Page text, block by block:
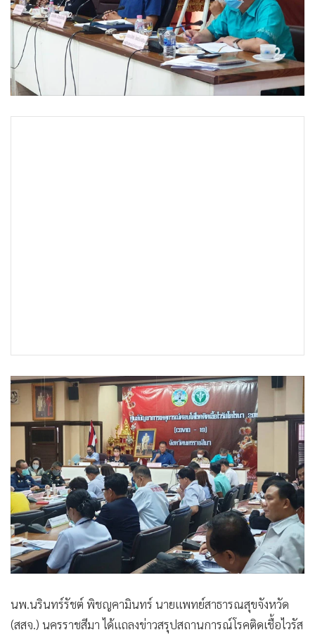
นพ.นรินทร์รัชต์ พิชญคามินทร์ นายแพทย์สาธารณสุขจังหวัด
(สสจ.) นครราชสีมา ได้แถลงข่าวสรุปสถานการณ์โรคติดเชื้อไวรัส